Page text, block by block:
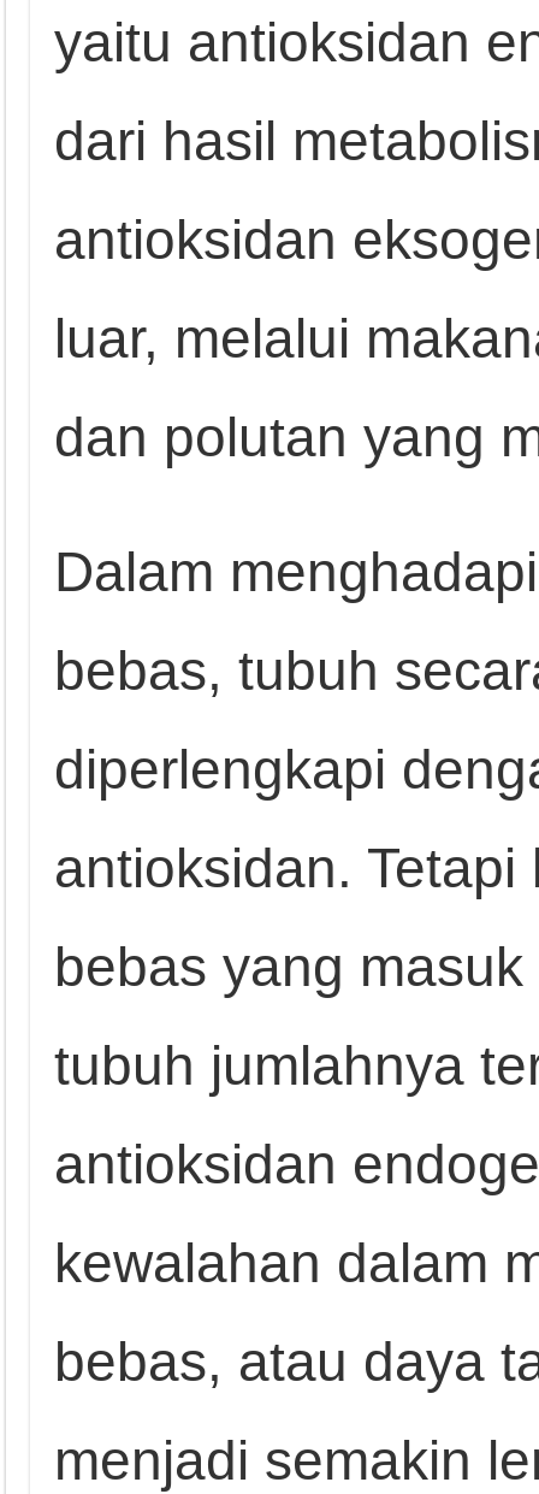
yaitu antioksidan
dari hasil
antioksidan
luar, melalui
dan polutan yang
Dalam
bebas, tubuh
diperlengkapi
antioksidan.
bebas yang
tubuh jumlahnya
antioksidan
kewalahan dalam
bebas, atau daya
menjadi semakin